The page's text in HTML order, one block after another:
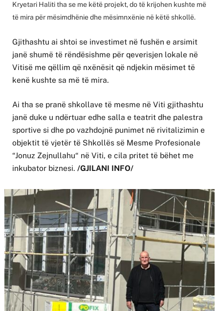
Kryetari Haliti tha se me këtë projekt, do të krijohen kushte më
të mira për mësimdhënie dhe mësimnxënie në këtë shkollë.
Gjithashtu ai shtoi se investimet në fushën e arsimit
janë shumë të rëndësishme për qeverisjen lokale në
Vitisë me qëllim që nxënësit që ndjekin mësimet të
kenë kushte sa më të mira.
Ai tha se pranë shkollave të mesme në Viti gjithashtu
janë duke u ndërtuar edhe salla e teatrit dhe palestra
sportive si dhe po vazhdojnë punimet në rivitalizimin e
objektit të vjetër të Shkollës së Mesme Profesionale
“Jonuz Zejnullahu“ në Viti, e cila pritet të bëhet me
inkubator biznesi. /GJILANI INFO/